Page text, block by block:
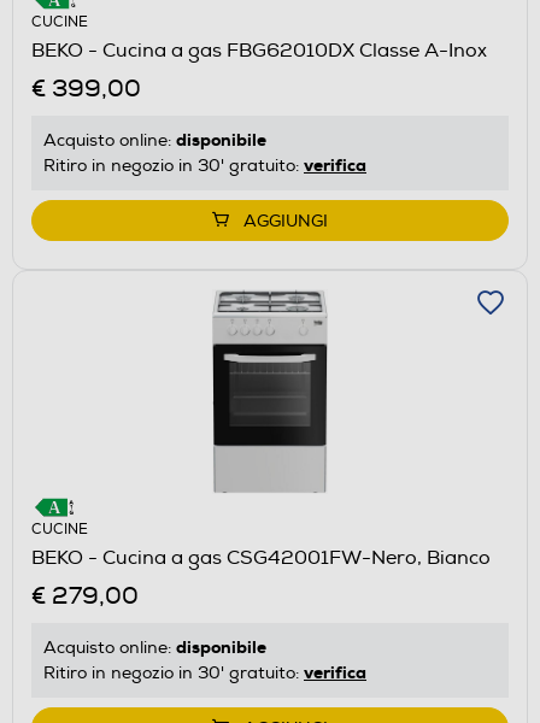
CUCINE
BEKO - Cucina a gas FBG62010DX Classe A-Inox
€ 399,00
Acquisto online: disponibile
Ritiro in negozio in 30' gratuito: verifica
AGGIUNGI
CUCINE
BEKO - Cucina a gas CSG42001FW-Nero, Bianco
€ 279,00
Acquisto online: disponibile
Ritiro in negozio in 30' gratuito: verifica